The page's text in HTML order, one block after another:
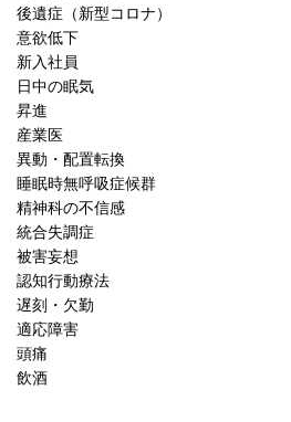
後遺症（新型コロナ）
意欲低下
新入社員
日中の眠気
昇進
産業医
異動・配置転換
睡眠時無呼吸症候群
精神科の不信感
統合失調症
被害妄想
認知行動療法
遅刻・欠勤
適応障害
頭痛
飲酒